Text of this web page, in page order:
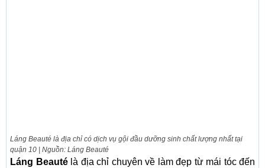
Láng Beauté là địa chỉ có dịch vụ gội đầu dưỡng sinh chất lượng nhất tại
quận 10 | Nguồn: Láng Beauté
Láng Beautélà địa chỉ chuyên về làm đẹp từ mái tóc đến